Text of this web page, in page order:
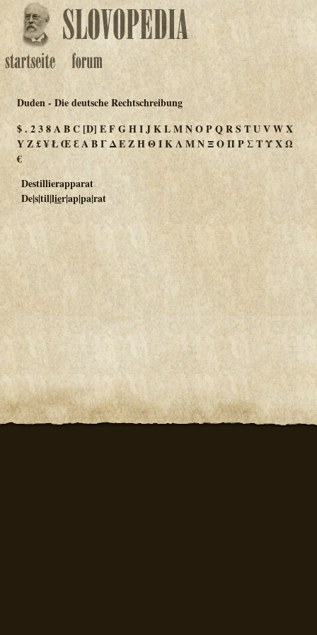
Duden - Die deutsche Rechtschreibung
$.238ABC [D] EFGHIJKLMNOPQRS TUVWX
YZ£¥ŁŒƐΑΒΓΔΕΖΗΘΙΚΛΜΝΞΟΠΡΣΤΥΧΩ
€
Destillierapparat
De|s|til|lier|ap|pa|rat